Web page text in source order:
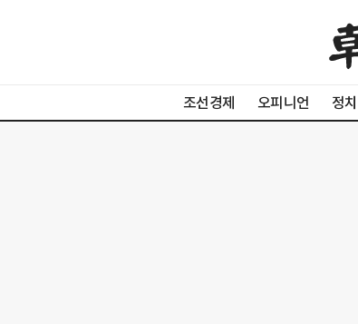
조선경제 오피니언 정치